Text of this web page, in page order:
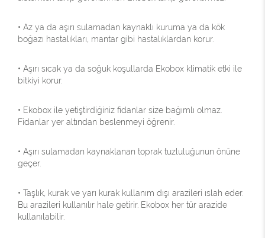
• Az ya da aşırı sulamadan kaynaklı kuruma ya da kök
boğazı hastalıkları, mantar gibi hastalıklardan korur.
• Aşırı sıcak ya da soğuk koşullarda Ekobox klimatik etki ile
bitkiyi korur.
• Ekobox ile yetiştirdiğiniz fidanlar size bağımlı olmaz.
Fidanlar yer altından beslenmeyi öğrenir.
• Aşırı sulamadan kaynaklanan toprak tuzluluğunun önüne
geçer.
• Taşlık, kurak ve yarı kurak kullanım dışı arazileri ıslah eder.
Bu arazileri kullanılır hale getirir. Ekobox her tür arazide
kullanılabilir.